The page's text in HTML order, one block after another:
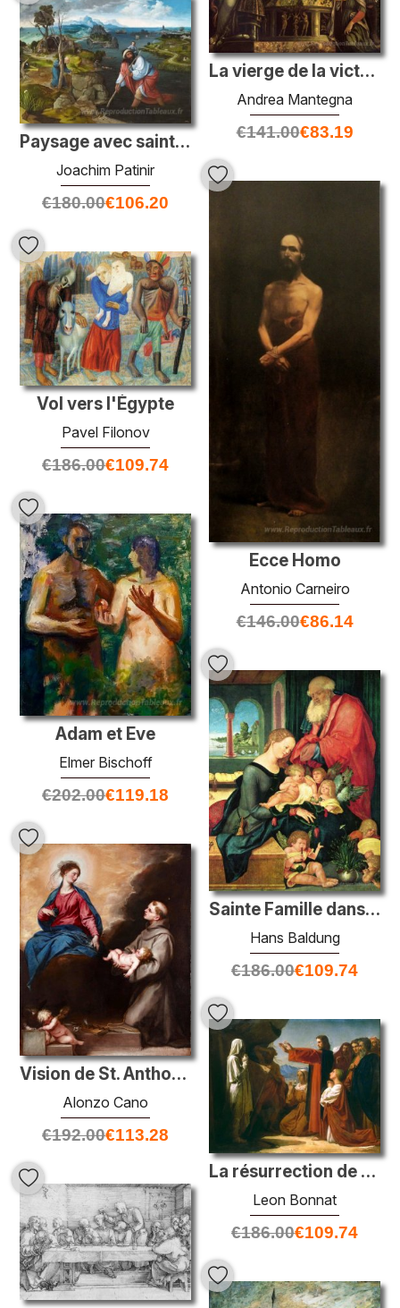
La vierge de la victoire (la Madonna et l'enfant intronisés avec
Andrea Mantegna
€141.00€83.19
Paysage avec saint Christopher
Joachim Patinir
€180.00€106.20
Ecce Homo
Antonio Carneiro
€146.00€86.14
Vol vers l'Égypte
Pavel Filonov
€186.00€109.74
Adam et Eve
Elmer Bischoff
€202.00€119.18
Sainte Famille dans la pièce avec cinq anges
Hans Baldung
€186.00€109.74
Vision de St. Anthony de Padoue
Alonzo Cano
€192.00€113.28
La résurrection de Lazarus
Leon Bonnat
€186.00€109.74